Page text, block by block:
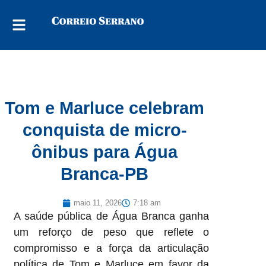
Tom e Marluce celebram
conquista de micro-
ônibus para Água
Branca-PB
maio 11, 2026 7:18 am
A saúde pública de Água Branca ganha
um reforço de peso que reflete o
compromisso e a força da articulação